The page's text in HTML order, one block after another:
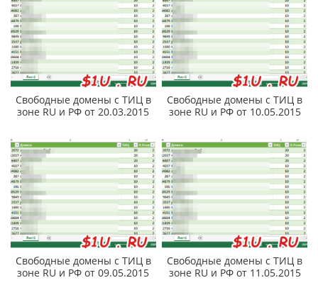
Свободные домены с ТИЦ в
зоне RU и РФ от 20.03.2015
Свободные домены с ТИЦ в
зоне RU и РФ от 10.05.2015
Свободные домены с ТИЦ в
зоне RU и РФ от 09.05.2015
Свободные домены с ТИЦ в
зоне RU и РФ от 11.05.2015